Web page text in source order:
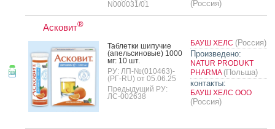
N000031/01
(Россия)
Асковит®
Таб­летки ши­пучие
(апель­си­новые) 1000
мг: 10 шт.
РУ: ЛП-№(010463)-
(РГ-RU) от 05.06.25
Предыдущий РУ:
ЛС-002638
БАУШ ХЕЛС (Россия)
Произведено:
NATUR PRODUKT
PHARMA (Польша)
контакты:
БАУШ ХЕЛС ООО
(Россия)